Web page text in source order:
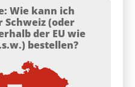
Wie kann ich
Schweiz (oder
der EU wie
bestellen?